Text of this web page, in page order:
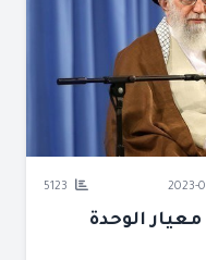
معيار الوحدة